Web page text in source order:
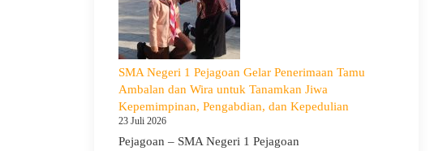
Kelas
dan
SMA Negeri 1 Pejagoan Gelar Penerimaan Tamu
Ambalan dan Wira untuk Tanamkan Jiwa
Kepemimpinan, Pengabdian, dan Kepedulian
23 Juli 2026
Pejagoan – SMA Negeri 1 Pejagoan